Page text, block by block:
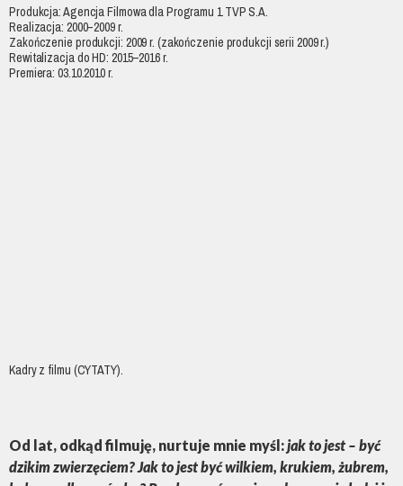
Produkcja: Agencja Filmowa dla Programu 1 TVP S.A.
Realizacja: 2000–2009 r.
Zakończenie produkcji: 2009 r. (zakończenie produkcji serii 2009 r.)
Rewitalizacja do HD: 2015–2016 r.
Premiera: 03.10.2010 r.
Kadry z filmu (CYTATY).
Od lat, odkąd filmuję, nurtuje mnie myśl:jak to jest – być
dzikim zwierzęciem?Jak to jest być wilkiem, krukiem, żubrem,